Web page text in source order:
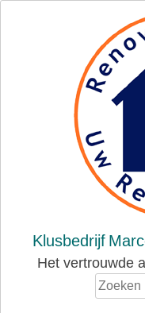
Klusbedrijf
Het vertrouwde